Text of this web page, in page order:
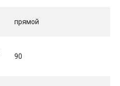
прямой
90